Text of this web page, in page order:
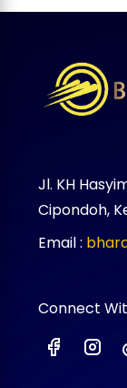
Jl. KH
Cipondoh,
Email :
Connect